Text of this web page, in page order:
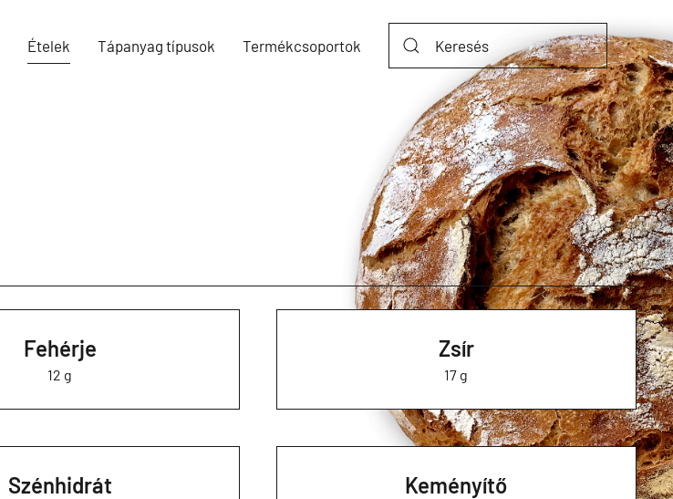
Ételek Tápanyag típusok Termékcsoportok
Fehérje
12 g
Zsír
17 g
Szénhidrát Keményítő